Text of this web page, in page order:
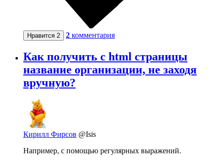
Нравится 2 2 комментария
Как получить с html страницы
название организации, не заходя
вручную?
Кирилл Фирсов @Isis
Например, с помощью регулярных выражений.